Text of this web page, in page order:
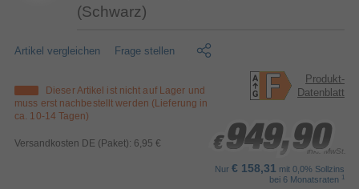
(Schwarz)
Artikel vergleichen Frage stellen
Dieser Artikel ist nicht auf Lager und
muss erst nachbestellt werden (Lieferung in
ca. 10-14 Tagen)
Versandkosten DE (Paket): 6,95 €
Produkt-
Datenblatt
€ 949,90
€ 949,90
€ 949,90
inkl. MwSt.
Nur € 158,31 mit 0,0% Sollzins
bei 6 Monatsraten 1